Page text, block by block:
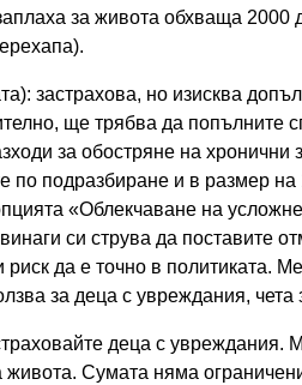
за живота обхваща 2000
застрахова, но изисква
ще трябва да попълните
за обостряне на хронични
по подразбиране и в размер на
«Облекчаване на
си струва да поставите
да е точно в политиката.
за деца с увреждания,
деца с увреждания.
живота. Сумата няма